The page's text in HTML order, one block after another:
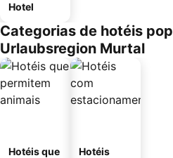
Hotel
Categorias de hotéis
Urlaubsregion Murtal
Hotéis que
Hotéis